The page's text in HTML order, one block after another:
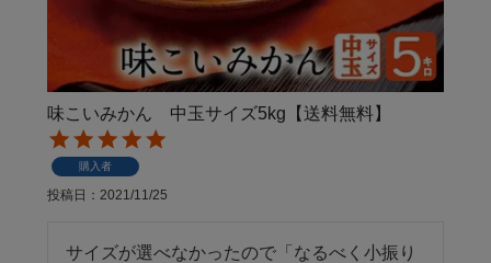
味こいみかん 中玉サイズ5kg【送料無料】
購入者
投稿日 2021/11/25
サイズが選べなかったので「なるべく小振り